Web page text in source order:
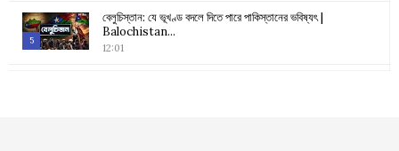
youtube
5
বেলুচিস্তান: যে ভূখণ্ড বদলে দিতে পারে পাকিস্তানের ভবিষ্যৎ |
Balochistan...
12:01